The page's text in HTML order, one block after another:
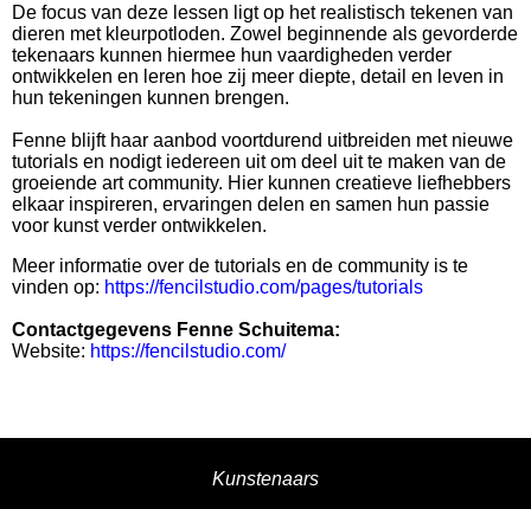
De focus van deze lessen ligt op het realistisch tekenen van
dieren met kleurpotloden. Zowel beginnende als gevorderde
tekenaars kunnen hiermee hun vaardigheden verder
ontwikkelen en leren hoe zij meer diepte, detail en leven in
hun tekeningen kunnen brengen.
Fenne blijft haar aanbod voortdurend uitbreiden met nieuwe
tutorials en nodigt iedereen uit om deel uit te maken van de
groeiende art community. Hier kunnen creatieve liefhebbers
elkaar inspireren, ervaringen delen en samen hun passie
voor kunst verder ontwikkelen.
Meer informatie over de tutorials en de community is te
vinden op: https://fencilstudio.com/pages/tutorials
Contactgegevens Fenne Schuitema:
Website: https://fencilstudio.com/
Kunstenaars